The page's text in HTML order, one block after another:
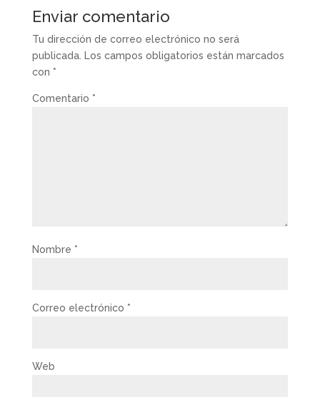
Enviar comentario
Tu dirección de correo electrónico no será
publicada. Los campos obligatorios están marcados
con *
Comentario *
Nombre *
Correo electrónico *
Web